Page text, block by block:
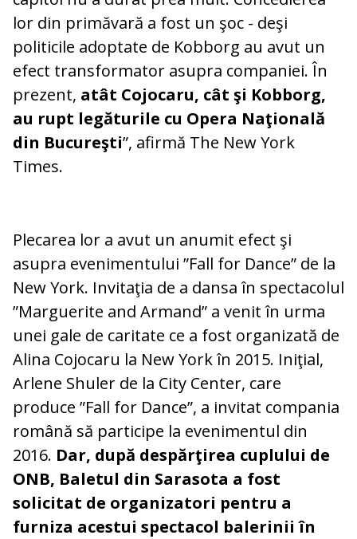
lor din primăvară a fost un şoc - deşi
politicile adoptate de Kobborg au avut un
efect transformator asupra companiei. În
prezent, atât Cojocaru, cât şi Kobborg,
au rupt legăturile cu Opera Naţională
din Bucureşti”, afirmă The New York
Times.
Plecarea lor a avut un anumit efect şi
asupra evenimentului ”Fall for Dance” de la
New York. Invitaţia de a dansa în spectacolul
”Marguerite and Armand” a venit în urma
unei gale de caritate ce a fost organizată de
Alina Cojocaru la New York în 2015. Iniţial,
Arlene Shuler de la City Center, care
produce ”Fall for Dance”, a invitat compania
română să participe la evenimentul din
2016. Dar, după despărţirea cuplului de
ONB, Baletul din Sarasota a fost
solicitat de organizatori pentru a
furniza acestui spectacol balerinii în